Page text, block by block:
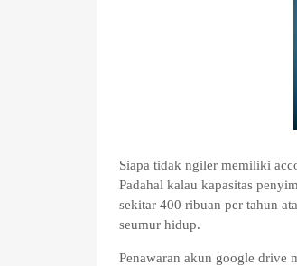
Siapa tidak ngiler memiliki
Padahal kalau kapasitas
sekitar 400 ribuan per tahun
seumur hidup.
Penawaran akun google drive